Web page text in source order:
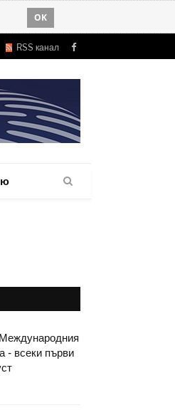
OK
RSS канал Facebook
- всеки първи